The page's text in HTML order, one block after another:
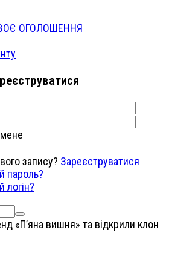
ОГОЛОШЕННЯ
запису? Зареєструватися
пароль?
логін?